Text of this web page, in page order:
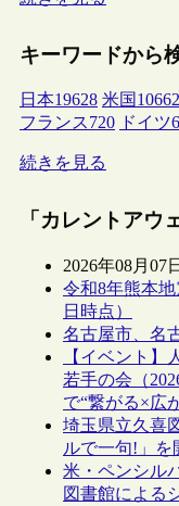
キーワードから
日本19628 米国 10662
フランス720 ドイツ
続きを見る
「カレントアウ
2026年08月07日
令和8年熊本
日時点）
名古屋市、名
【イベント
若手の会（
で“繋がる×広
埼玉県立久喜
ルで一句!」を
米・ペンシル
図書館による